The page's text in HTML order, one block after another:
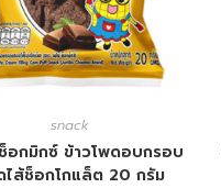
snack
อกมิกซ์ ข้าวโพดอบกรอบ
ไส้ช็อกโกแล็ต 20 กรัม